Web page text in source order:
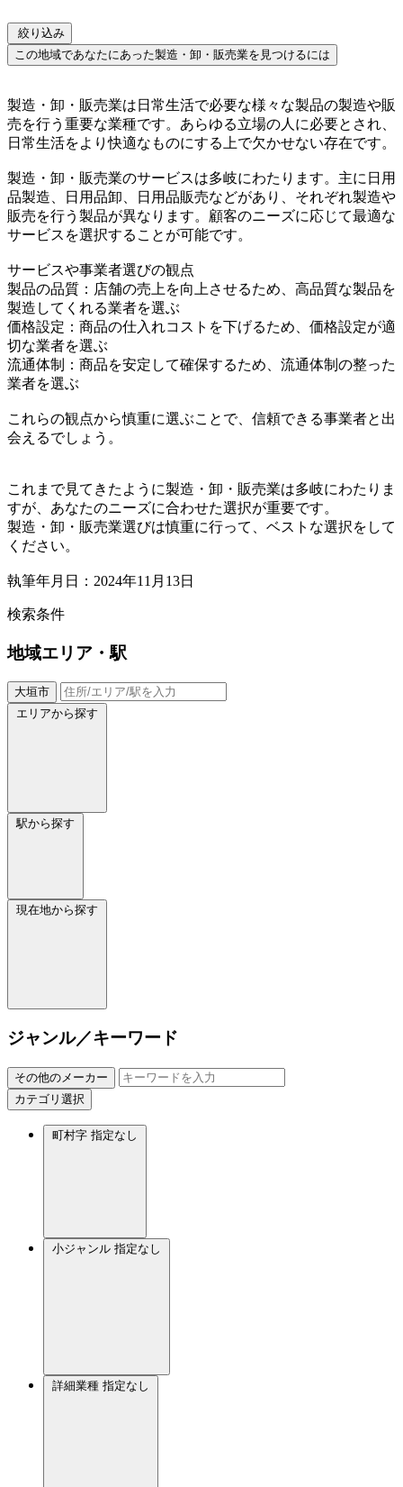
絞り込み
この地域であなたにあった製造・卸・販売業を見つけるには
製造・卸・販売業は日常生活で必要な様々な製品の製造や販
売を行う重要な業種です。あらゆる立場の人に必要とされ、
日常生活をより快適なものにする上で欠かせない存在です。
製造・卸・販売業のサービスは多岐にわたります。主に日用
品製造、日用品卸、日用品販売などがあり、それぞれ製造や
販売を行う製品が異なります。顧客のニーズに応じて最適な
サービスを選択することが可能です。
サービスや事業者選びの観点
製品の品質：店舗の売上を向上させるため、高品質な製品を
製造してくれる業者を選ぶ
価格設定：商品の仕入れコストを下げるため、価格設定が適
切な業者を選ぶ
流通体制：商品を安定して確保するため、流通体制の整った
業者を選ぶ
これらの観点から慎重に選ぶことで、信頼できる事業者と出
会えるでしょう。
これまで見てきたように製造・卸・販売業は多岐にわたりま
すが、あなたのニーズに合わせた選択が重要です。
製造・卸・販売業選びは慎重に行って、ベストな選択をして
ください。
執筆年月日：2024年11月13日
検索条件
地域エリア・駅
大垣市
エリアから探す
駅から探す
現在地から探す
ジャンル／キーワード
その他のメーカー
カテゴリ選択
町村字 指定なし
小ジャンル 指定なし
詳細業種 指定なし